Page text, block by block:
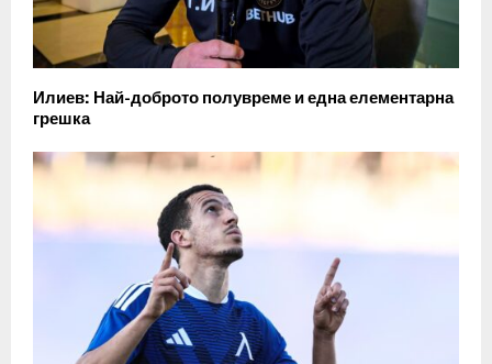
Илиев: Най-доброто полувреме и една елементарна
грешка